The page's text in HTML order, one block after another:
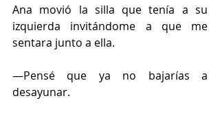
Ana movió la silla que tenía a su
izquierda invitándome a que me
sentara junto a ella.
—Pensé que ya no bajarías a
desayunar.